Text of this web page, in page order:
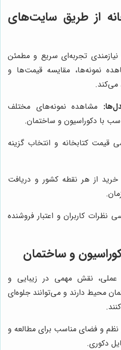
از طریق سایت‌های
تجربه‌ای سریع و مطمئن
نمونه‌ها، مقایسه قیمت‌ها و
می‌کند.
مشاهده نمونه‌های مختلف
با دکوراسیون و ساختمان.
قیمت کتابخانه و انتخاب گزینه
خرید از هر نقطه کشور و دریافت
نظرات کاربران و اعتبار فروشنده
و ساختمان
عملی، نقش مهمی در زیبایی و
محیط دارند و می‌توانند جلوه‌ای
نظم و فضای مناسب برای مطالعه و
دکوری.